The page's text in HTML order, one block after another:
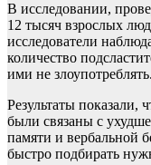
В исследовании,
12 тысяч взрослых
исследователи
количество
ими не злоупотреблять.
Результаты показали,
были связаны с
памяти и вербальной
быстро подбирать